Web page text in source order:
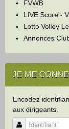
FVWB
LIVE Score -
Lotto Volley
Annonces
JE ME
Encodez
aux dirigeants.
Identifiant